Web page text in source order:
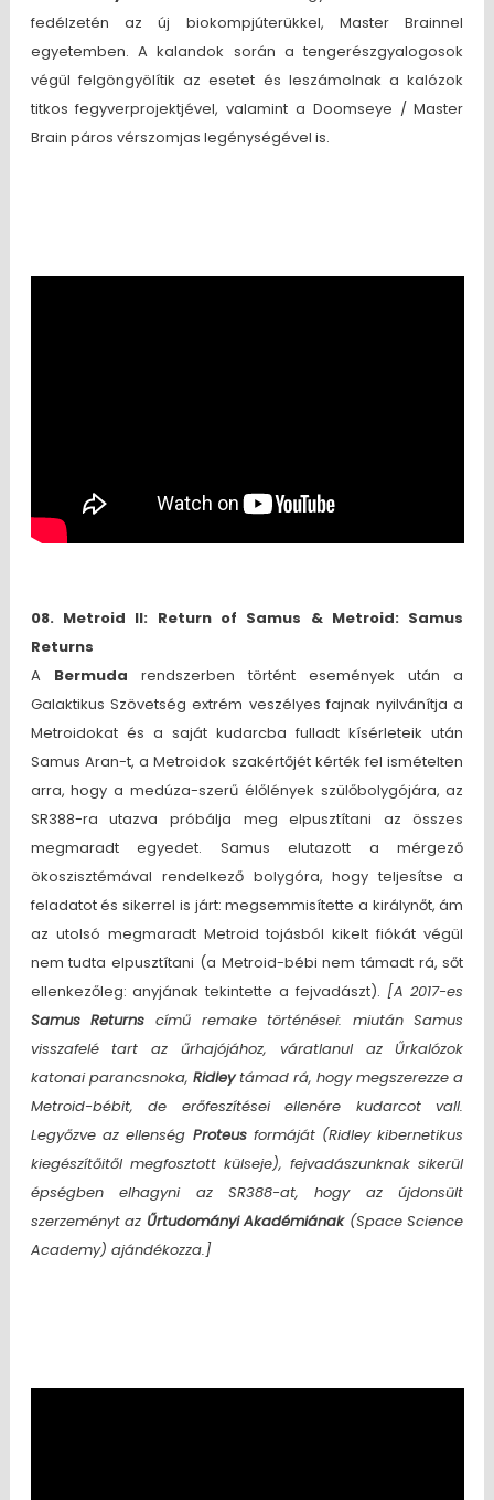
fedélzetén az új biokompjúterükkel, Master Brainnel
egyetemben. A kalandok során a tengerészgyalogosok
végül felgöngyölítik az esetet és leszámolnak a kalózok
titkos fegyverprojektjével, valamint a Doomseye / Master
Brain páros vérszomjas legénységével is.
08. Metroid II: Return of Samus & Metroid: Samus
Returns
A Bermuda rendszerben történt események után a
Galaktikus Szövetség extrém veszélyes fajnak nyilvánítja a
Metroidokat és a saját kudarcba fulladt kísérleteik után
Samus Aran-t, a Metroidok szakértőjét kérték fel ismételten
arra, hogy a medúza-szerű élőlények szülőbolygójára, az
SR388-ra utazva próbálja meg elpusztítani az összes
megmaradt egyedet. Samus elutazott a mérgező
ökoszisztémával rendelkező bolygóra, hogy teljesítse a
feladatot és sikerrel is járt: megsemmisítette a királynőt, ám
az utolsó megmaradt Metroid tojásból kikelt fiókát végül
nem tudta elpusztítani (a Metroid-bébi nem támadt rá, sőt
ellenkezőleg: anyjának tekintette a fejvadászt). [A 2017-es
Samus Returns című remake történései: miután Samus
visszafelé tart az űrhajójához, váratlanul az Űrkalózok
katonai parancsnoka, Ridleytámad rá, hogy megszerezze a
Metroid-bébit, de erőfeszítései ellenére kudarcot vall.
Legyőzve az ellenség Proteusformáját (Ridley kibernetikus
kiegészítőitől megfosztott külseje), fejvadászunknak sikerül
épségben elhagyni az SR388-at, hogy az újdonsült
szerzeményt az Űrtudományi Akadémiának(Space Science
Academy) ajándékozza.]